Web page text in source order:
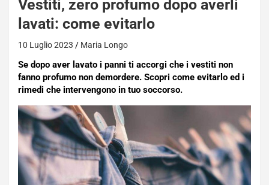
Vestiti, zero profumo dopo averli
lavati: come evitarlo
10 Luglio 2023 Maria Longo
Se dopo aver lavato i panni ti accorgi che i vestiti non
fanno profumo non demordere. Scopri come evitarlo ed i
rimedi che intervengono in tuo soccorso.